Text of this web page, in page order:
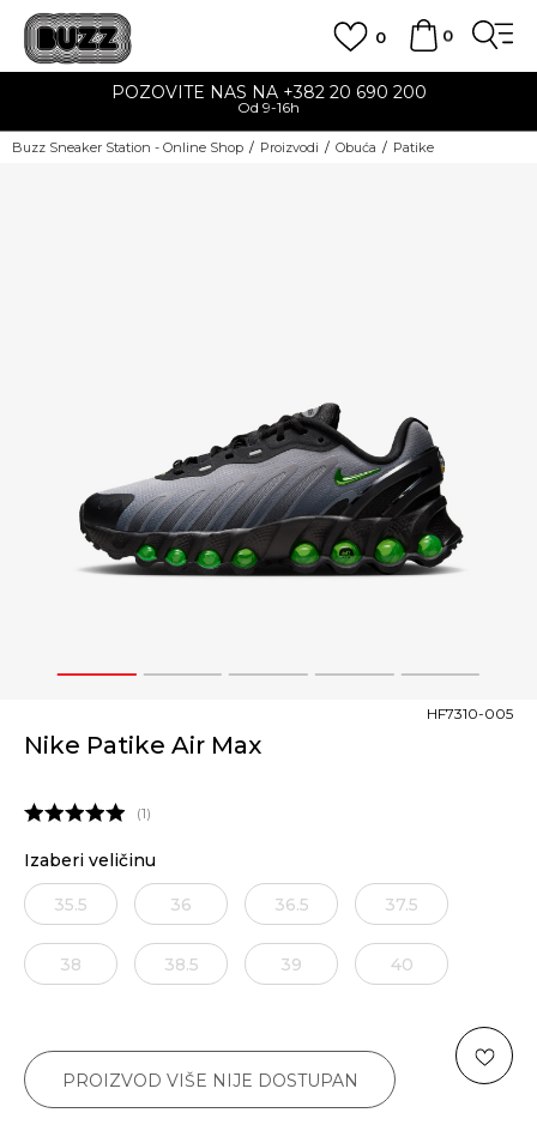
0
0
POZOVITE NAS NA +382 20 690 200
Od 9-16h
Buzz Sneaker Station - Online Shop Proizvodi Obuća Patike
1 2 3 4 5
Nike Patike Air Max
HF7310-005
1
Izaberi veličinu
35.5 36 36.5 37.5
38 38.5 39 40
PROIZVOD VIŠE NIJE DOSTUPAN